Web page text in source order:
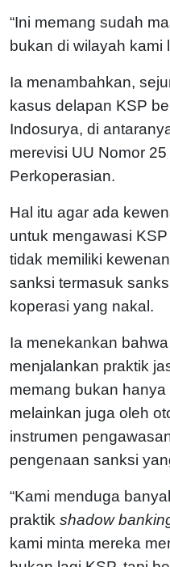
“Ini memang sudah
bukan di wilayah kami
Ia menambahkan,
kasus delapan KSP
Indosurya, di
merevisi UU Nomor
Perkoperasian.
Hal itu agar ada
untuk mengawasi
tidak memiliki
sanksi termasuk
koperasi yang nakal.
Ia menekankan
menjalankan praktik
memang bukan
melainkan juga oleh
instrumen
pengenaan sanksi
“Kami menduga
praktik shadow
kami minta mereka